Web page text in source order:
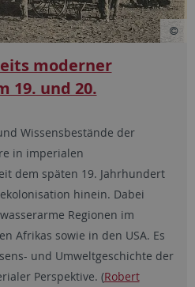
moderner
19. und 20.
Wissensbestände der
in imperialen
dem späten 19. Jahrhundert
hinein. Dabei
Regionen im
Afrikas sowie in den USA. Es
und Umweltgeschichte der
Perspektive. (Robert